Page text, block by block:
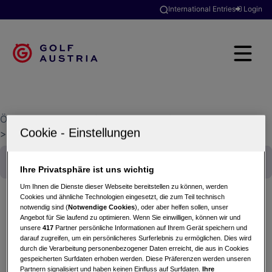
International Entries Login
Österreichischer Golfverband > Golfclubsuche
>
Golfclub Wilder Kaiser
KITZ ALPS TROPHY powered by SR.Schauraum
10.06.2023 - Stableford
Golfclub Wilder Kaiser
Ihre Privatsphäre ist uns wichtig
Um Ihnen die Dienste dieser Webseite bereitstellen zu können, werden
Cookies und ähnliche Technologien eingesetzt, die zum Teil technisch
notwendig sind (Notwendige Cookies), oder aber helfen sollen, unser
Angebot für Sie laufend zu optimieren. Wenn Sie einwilligen, können wir und
unsere417 Partner persönliche Informationen auf Ihrem Gerät speichern und
darauf zugreifen, um ein persönlicheres Surferlebnis zu ermöglichen. Dies wird
durch die Verarbeitung personenbezogener Daten erreicht, die aus in Cookies
gespeicherten Surfdaten erhoben werden. Diese Präferenzen werden unseren
Partnern signalisiert und haben keinen Einfluss auf Surfdaten.Ihre